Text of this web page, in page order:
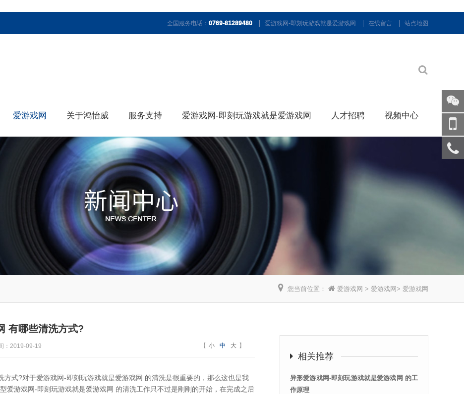
全国服务电话： 0769-81289480 爱游戏网-即刻玩游戏就是爱游戏网 在线留言 站点地图
爱游戏网 关于鸿怡威 服务支持 爱游戏网-即刻玩游戏就是爱游戏网 人才招聘 视频中心
您当前位置： 爱游戏网 > 爱游戏网> 爱游戏网
有哪些清洗方式?
：2019-09-19 【 小 中 大 】
方式?对于爱游戏网-即刻玩游戏就是爱游戏网 的清洗是很重要的，那么这也是我
爱游戏网-即刻玩游戏就是爱游戏网 的清洗工作只不过是刚刚的开始，在完成之后
相关推荐
异形爱游戏网-即刻玩游戏就是爱游戏网 的工
作原理
关注
微信
手机
访问
顶部